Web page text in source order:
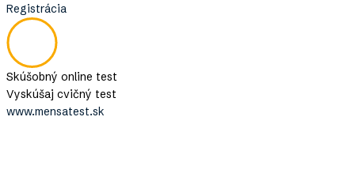
Registrácia
Skúšobný online test
Vyskúšaj cvičný test
www.mensatest.sk